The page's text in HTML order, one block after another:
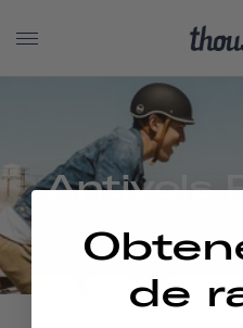
Antivols
de